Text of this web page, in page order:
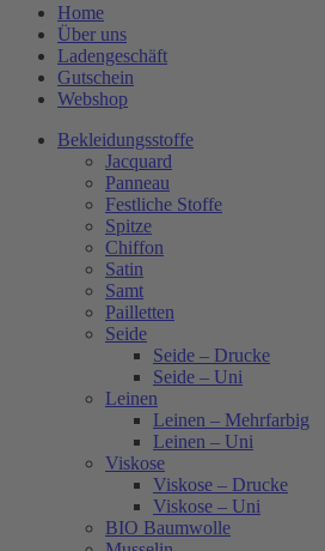
Home
Über uns
Ladengeschäft
Gutschein
Webshop
Bekleidungsstoffe
Jacquard
Panneau
Festliche Stoffe
Spitze
Chiffon
Satin
Samt
Pailletten
Seide
Seide – Drucke
Seide – Uni
Leinen
Leinen – Mehrfarbig
Leinen – Uni
Viskose
Viskose – Drucke
Viskose – Uni
BIO Baumwolle